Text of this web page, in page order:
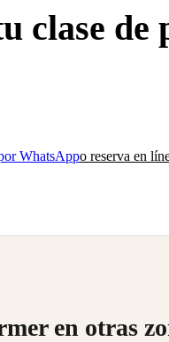
clase de
WhatsAppo reserva en
en otras